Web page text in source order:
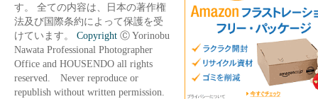
す。 全ての内容は、日本の著作権
法及び国際条約によって保護を受
けています。 Copyright Ⓒ Yorinobu
Nawata Professional Photographer
Office and HOUSENDO all rights
reserved. Never reproduce or
republish without written permission.